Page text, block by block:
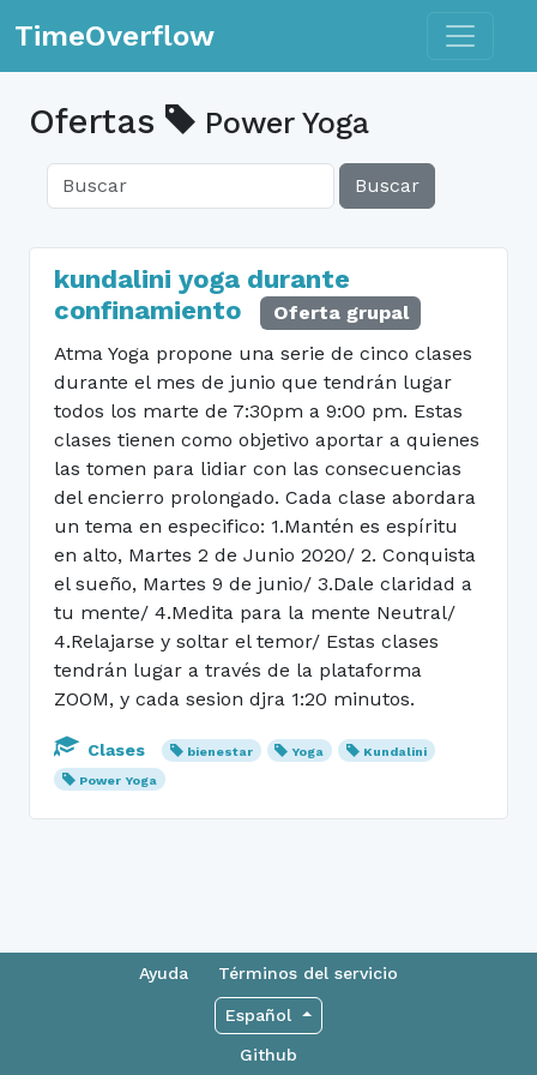
TimeOverflow Toggle
Ofertas Power Yoga
Buscar
kundalini yoga durante
confinamiento
Oferta grupal
Atma Yoga propone una serie de cinco clases
durante el mes de junio que tendrán lugar
todos los marte de 7:30pm a 9:00 pm. Estas
clases tienen como objetivo aportar a quienes
las tomen para lidiar con las consecuencias
del encierro prolongado. Cada clase abordara
un tema en especifico: 1.Mantén es espíritu
en alto, Martes 2 de Junio 2020/ 2. Conquista
el sueño, Martes 9 de junio/ 3.Dale claridad a
tu mente/ 4.Medita para la mente Neutral/
4.Relajarse y soltar el temor/ Estas clases
tendrán lugar a través de la plataforma
ZOOM, y cada sesion djra 1:20 minutos.
Clases bienestar Yoga
Kundalini
Power Yoga
Ayuda Términos del servicio
Español
Github